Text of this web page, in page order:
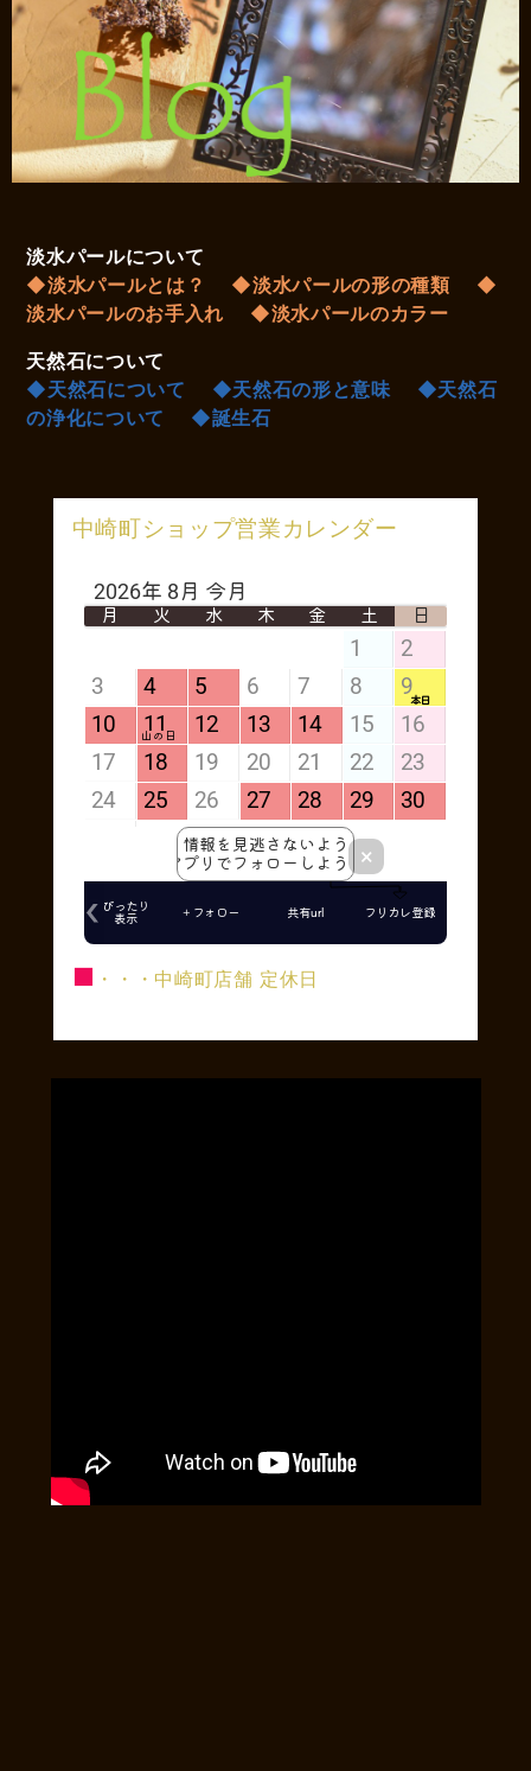
淡水パールについて
◆淡水パールとは？
◆淡水パールの形の種類
◆
淡水パールのお手入れ
◆淡水パールのカラー
天然石について
◆天然石について
◆天然石の形と意味
◆天然石
の浄化について
◆誕生石
中崎町ショップ営業カレンダー
■ ・・・中崎町店舗 定休日